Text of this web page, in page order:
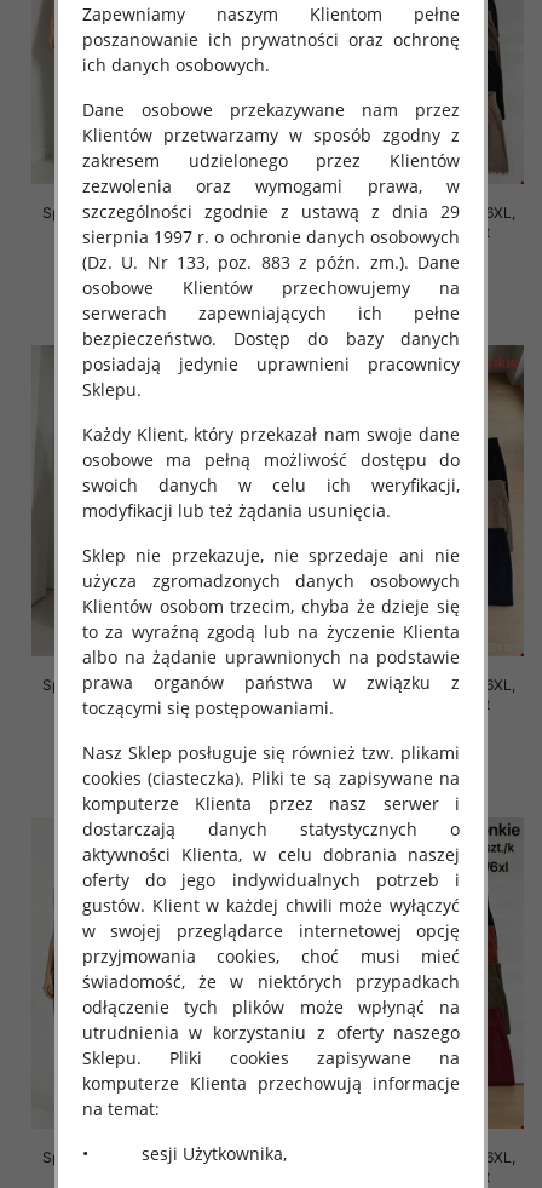
Spodnie damskie Roz 2XL-6XL,
Mix Kolor Paczka 12 szt
16.00 zł
szczegóły
Spodnie damskie Roz 2XL-6XL,
Mix Kolor Paczka 12 szt
16.00 zł
szczegóły
Spodnie damskie Roz 2XL-6XL,
Mix Kolor Paczka 12 szt
16.00 zł
szczegóły
Spodnie damskie Roz 2XL-6XL,
Mix Kolor Paczka 12 szt
16.00 zł
szczegóły
Spodnie damskie Roz 2XL-6XL,
Spodnie damskie Roz 2XL-6XL,
Mix Kolor Paczka 12 szt
Zapewniamy naszym Klientom pełne
poszanowanie ich prywatności oraz ochronę
ich danych osobowych.
Dane osobowe przekazywane nam przez
Klientów przetwarzamy w sposób zgodny z
zakresem udzielonego przez Klientów
zezwolenia oraz wymogami prawa, w
szczególności zgodnie z ustawą z dnia 29
sierpnia 1997 r. o ochronie danych osobowych
(Dz. U. Nr 133, poz. 883 z późn. zm.). Dane
osobowe Klientów przechowujemy na
serwerach zapewniających ich pełne
bezpieczeństwo. Dostęp do bazy danych
posiadają jedynie uprawnieni pracownicy
Sklepu.
Każdy Klient, który przekazał nam swoje dane
osobowe ma pełną możliwość dostępu do
swoich danych w celu ich weryfikacji,
modyfikacji lub też żądania usunięcia.
Sklep nie przekazuje, nie sprzedaje ani nie
użycza zgromadzonych danych osobowych
Klientów osobom trzecim, chyba że dzieje się
to za wyraźną zgodą lub na życzenie Klienta
albo na żądanie uprawnionych na podstawie
prawa organów państwa w związku z
toczącymi się postępowaniami.
Nasz Sklep posługuje się również tzw. plikami
cookies (ciasteczka). Pliki te są zapisywane na
komputerze Klienta przez nasz serwer i
dostarczają danych statystycznych o
aktywności Klienta, w celu dobrania naszej
oferty do jego indywidualnych potrzeb i
gustów. Klient w każdej chwili może wyłączyć
w swojej przeglądarce internetowej opcję
przyjmowania cookies, choć musi mieć
świadomość, że w niektórych przypadkach
odłączenie tych plików może wpłynąć na
utrudnienia w korzystaniu z oferty naszego
Sklepu. Pliki cookies zapisywane na
komputerze Klienta przechowują informacje
na temat:
• sesji Użytkownika,